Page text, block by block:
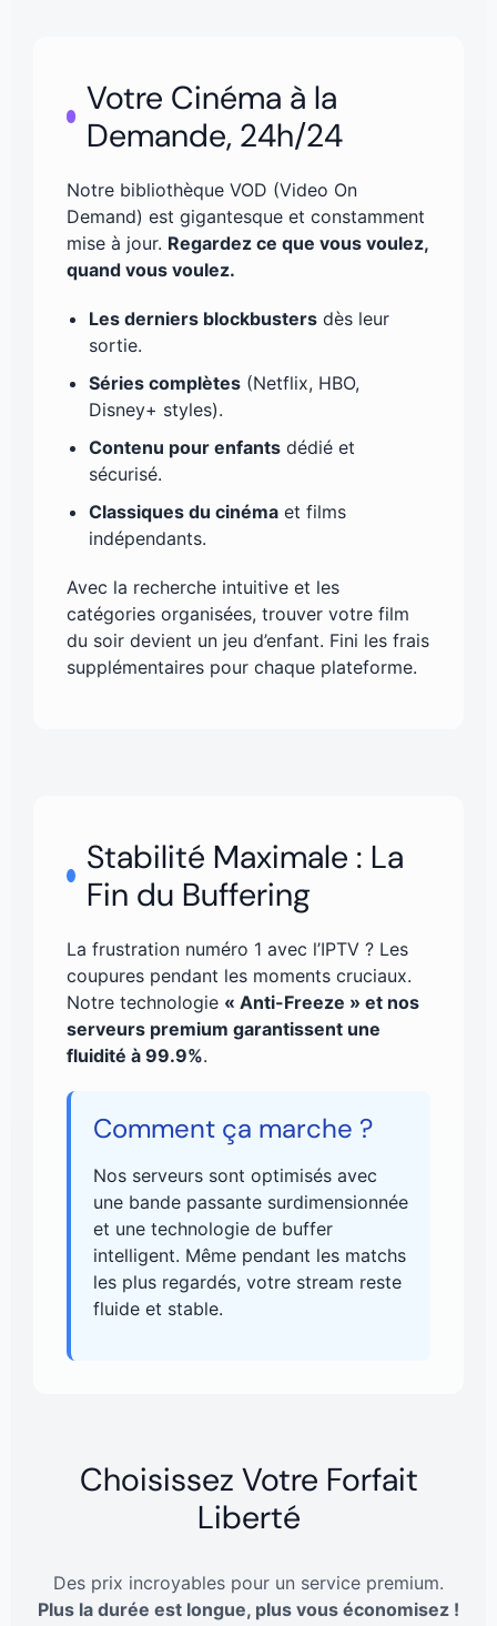
Votre Cinéma à la
Demande, 24h/24
Notre bibliothèque VOD (Video On
Demand) est gigantesque et constamment
mise à jour. Regardez ce que vous voulez,
quand vous voulez.
Les derniers blockbusters dès leur
sortie.
Séries complètes (Netflix, HBO,
Disney+ styles).
Contenu pour enfants dédié et
sécurisé.
Classiques du cinéma et films
indépendants.
Avec la recherche intuitive et les
catégories organisées, trouver votre film
du soir devient un jeu d’enfant. Fini les frais
supplémentaires pour chaque plateforme.
Stabilité Maximale : La
Fin du Buffering
La frustration numéro 1 avec l’IPTV ? Les
coupures pendant les moments cruciaux.
Notre technologie « Anti-Freeze » et nos
serveurs premium garantissent une
fluidité à 99.9%.
Comment ça marche ?
Nos serveurs sont optimisés avec
une bande passante surdimensionnée
et une technologie de buffer
intelligent. Même pendant les matchs
les plus regardés, votre stream reste
fluide et stable.
Choisissez Votre Forfait
Liberté
Des prix incroyables pour un service premium.
Plus la durée est longue, plus vous économisez !